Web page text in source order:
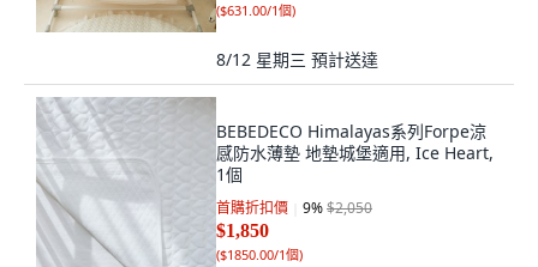
($631.00/1個)
8/12 星期三 預計送達
BEBEDECO Himalayas系列Forpe涼
感防水薄墊 地墊城堡適用, Ice Heart,
1個
首購折扣價 9%$2,050
$1,850
($1850.00/1個)